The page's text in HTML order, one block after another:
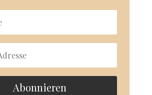
Abonnieren